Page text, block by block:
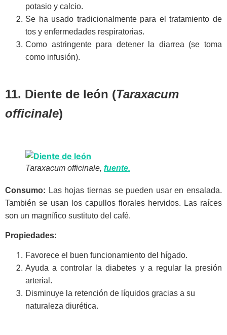
potasio y calcio.
Se ha usado tradicionalmente para el tratamiento de
tos y enfermedades respiratorias.
Como astringente para detener la diarrea (se toma
como infusión).
11. Diente de león (Taraxacum
officinale)
Taraxacum officinale, fuente.
Consumo: Las hojas tiernas se pueden usar en ensalada.
También se usan los capullos florales hervidos. Las raíces
son un magnífico sustituto del café.
Propiedades:
Favorece el buen funcionamiento del hígado.
Ayuda a controlar la diabetes y a regular la presión
arterial.
Disminuye la retención de líquidos gracias a su
naturaleza diurética.